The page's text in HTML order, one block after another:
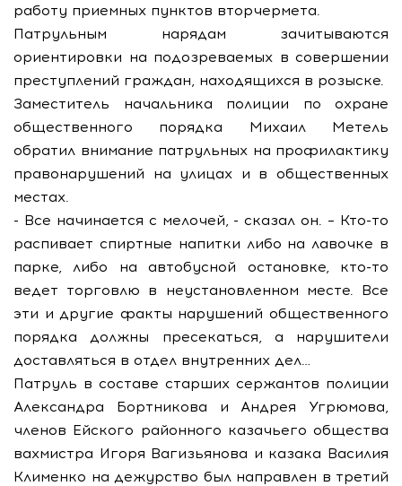
работу приемных пунктов вторчермета.
Патрульным нарядам зачитываются
ориентировки на подозреваемых в совершении
преступлений граждан, находящихся в розыске.
Заместитель начальника полиции по охране
общественного порядка Михаил Метель
обратил внимание патрульных на профилактику
правонарушений на улицах и в общественных
местах.
- Все начинается с мелочей, - сказал он. – Кто-то
распивает спиртные напитки либо на лавочке в
парке, либо на автобусной остановке, кто-то
ведет торговлю в неустановленном месте. Все
эти и другие факты нарушений общественного
порядка должны пресекаться, а нарушители
доставляться в отдел внутренних дел…
Патруль в составе старших сержантов полиции
Александра Бортникова и Андрея Угрюмова,
членов Ейского районного казачьего общества
вахмистра Игоря Вагизьянова и казака Василия
Клименко на дежурство был направлен в третий